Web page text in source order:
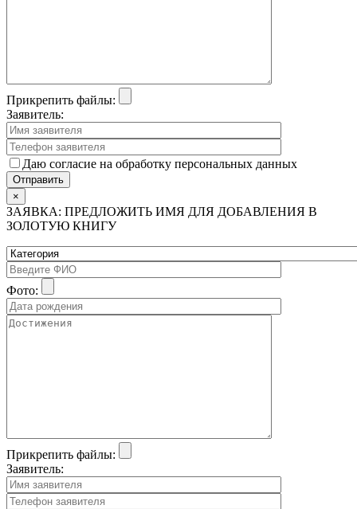
Прикрепить файлы:
Заявитель:
Даю согласие на обработку персональных данных
×
ЗАЯВКА: ПРЕДЛОЖИТЬ ИМЯ ДЛЯ ДОБАВЛЕНИЯ В
ЗОЛОТУЮ КНИГУ
Фото:
Прикрепить файлы:
Заявитель: